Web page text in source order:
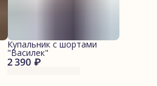
2 390 ₽
Купальник с шортами
"Василек"